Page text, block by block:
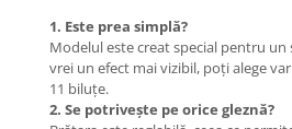
1. Este prea simplă?
Modelul este creat special pentru un
vrei un efect mai vizibil, poți alege
11 biluțe.
2. Se potrivește pe orice gleznă?